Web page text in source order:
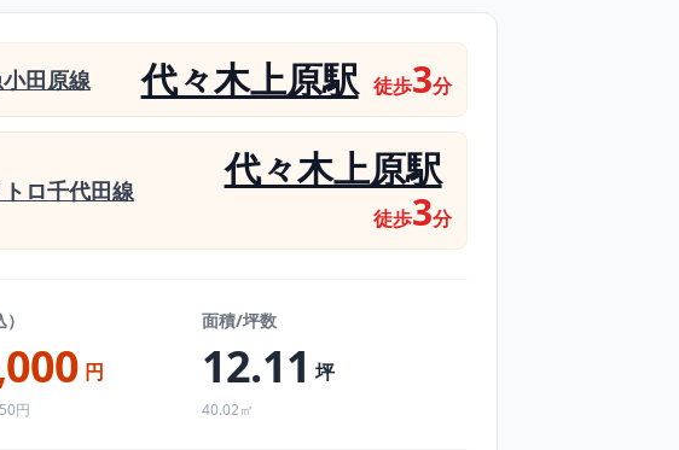
田原線 代々木上原駅 徒歩3分
ロ千代田線 代々木上原駅
徒歩3分
円
円
面積/坪数
12.11 坪
40.02㎡